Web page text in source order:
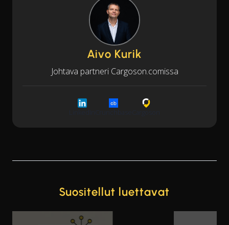
Aivo Kurik
Johtava partneri Cargoson.comissa
Suositellut luettavat